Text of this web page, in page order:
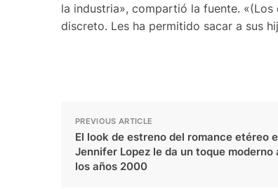
la industria», compartió la fuente.
discreto. Les ha permitido sacar a sus
PREVIOUS ARTICLE
El look de estreno del romance etéreo
Jennifer Lopez le da un toque moderno
los años 2000